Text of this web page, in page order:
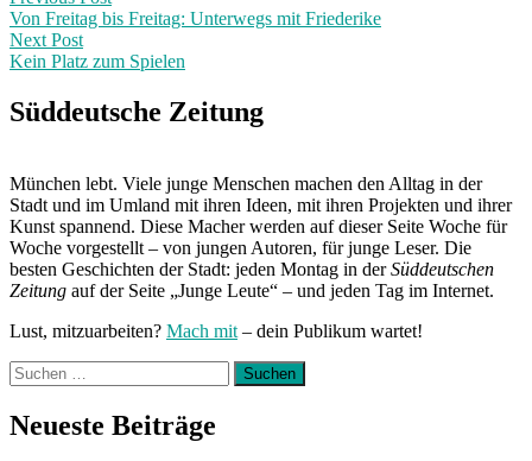
navigation
post:
Von Freitag bis Freitag: Unterwegs mit Friederike
Next Post
Kein Platz zum Spielen
Post:
Süddeutsche Zeitung
München lebt. Viele junge Menschen machen den Alltag in der
Stadt und im Umland mit ihren Ideen, mit ihren Projekten und ihrer
Kunst spannend. Diese Macher werden auf dieser Seite Woche für
Woche vorgestellt – von jungen Autoren, für junge Leser. Die
besten Geschichten der Stadt: jeden Montag in derSüddeutschen
Zeitung auf der Seite „Junge Leute“ – und jeden Tag im Internet.
Lust, mitzuarbeiten? Mach mit – dein Publikum wartet!
Suchen
nach:
Neueste Beiträge